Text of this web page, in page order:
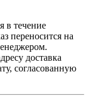
в течение
переносится на
доставка
согласованную